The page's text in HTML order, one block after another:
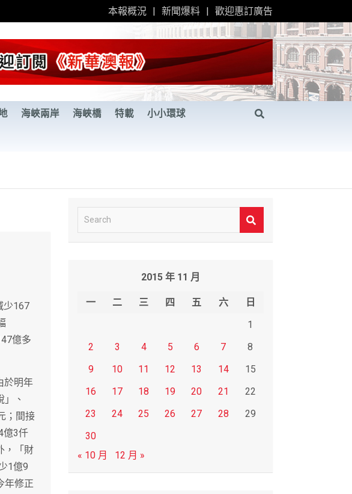
本報概況 新聞爆料 歡迎惠訂廣告
海峽兩岸 海峽橋 特載 小小環球
少167
億多
於明年
、
；間接
億3仟
，「財
1億9
年修正
e
2015 年 11 月
一 二 三 四 五 六
日
1
2
3 4 5 6 7
8
9
10 11 12 13 14
15
16
17 18 19 20 21
22
23
24 25 26 27 28
29
30
« 10 月
12 月 »